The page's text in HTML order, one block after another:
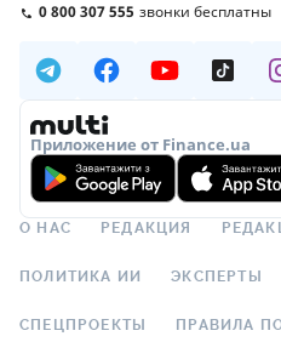
0 800 307 555 звонки бесплатны
Приложение от Finance.ua
О НАС РЕДАКЦИЯ
ПОЛИТИКА ИИ ЭКСПЕРТЫ
СПЕЦПРОЕКТЫ ПРАВИЛА